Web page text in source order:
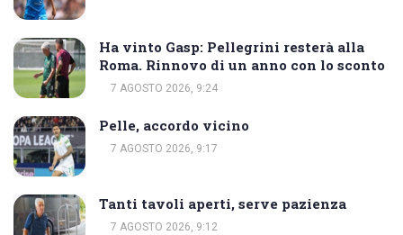
Ha vinto Gasp: Pellegrini resterà alla
Roma. Rinnovo di un anno con lo sconto
7 AGOSTO 2026, 9:24
Pelle, accordo vicino
7 AGOSTO 2026, 9:17
Tanti tavoli aperti, serve pazienza
7 AGOSTO 2026, 9:12